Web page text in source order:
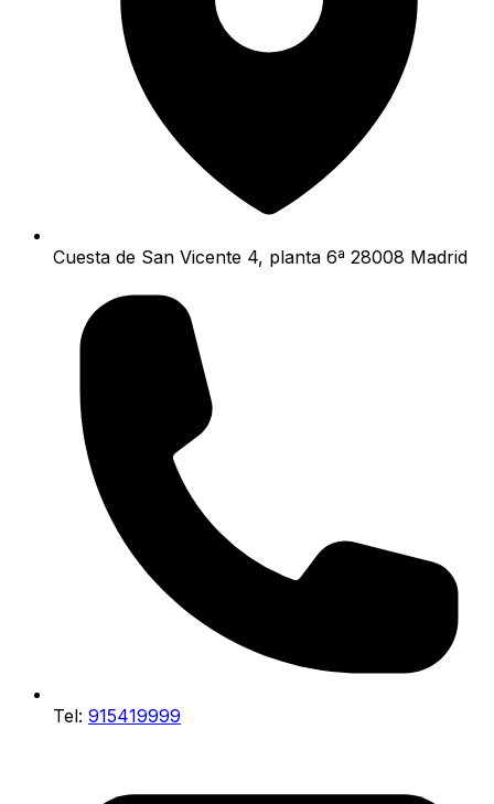
Cuesta de San Vicente 4, planta 6ª 28008 Madrid
Tel: 915419999